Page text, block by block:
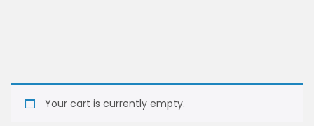
Your cart is currently empty.